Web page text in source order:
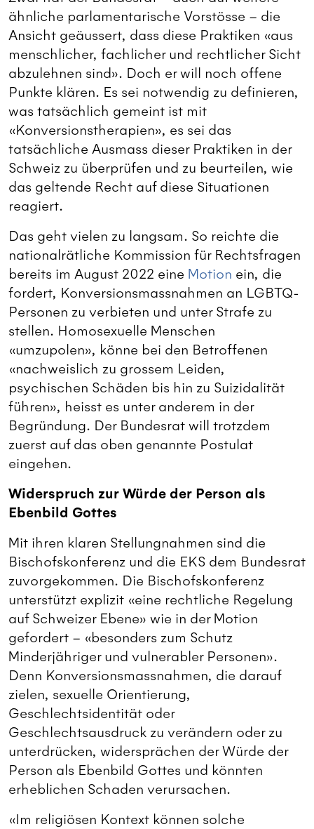
ähnliche parlamentarische Vorstösse – die
Ansicht geäussert, dass diese Praktiken «aus
menschlicher, fachlicher und rechtlicher Sicht
abzulehnen sind». Doch er will noch offene
Punkte klären. Es sei notwendig zu definieren,
was tatsächlich gemeint ist mit
«Konversionstherapien», es sei das
tatsächliche Ausmass dieser Praktiken in der
Schweiz zu überprüfen und zu beurteilen, wie
das geltende Recht auf diese Situationen
reagiert.
Das geht vielen zu langsam. So reichte die
nationalrätliche Kommission für Rechtsfragen
bereits im August 2022 eine Motion ein, die
fordert, Konversionsmassnahmen an LGBTQ-
Personen zu verbieten und unter Strafe zu
stellen. Homosexuelle Menschen
«umzupolen», könne bei den Betroffenen
«nachweislich zu grossem Leiden,
psychischen Schäden bis hin zu Suizidalität
führen», heisst es unter anderem in der
Begründung. Der Bundesrat will trotzdem
zuerst auf das oben genannte Postulat
eingehen.
Widerspruch zur Würde der Person als
Ebenbild Gottes
Mit ihren klaren Stellungnahmen sind die
Bischofskonferenz und die EKS dem Bundesrat
zuvorgekommen. Die Bischofskonferenz
unterstützt explizit «eine rechtliche Regelung
auf Schweizer Ebene» wie in der Motion
gefordert – «besonders zum Schutz
Minderjähriger und vulnerabler Personen».
Denn Konversionsmassnahmen, die darauf
zielen, sexuelle Orientierung,
Geschlechtsidentität oder
Geschlechtsausdruck zu verändern oder zu
unterdrücken, widersprächen der Würde der
Person als Ebenbild Gottes und könnten
erheblichen Schaden verursachen.
«Im religiösen Kontext können solche